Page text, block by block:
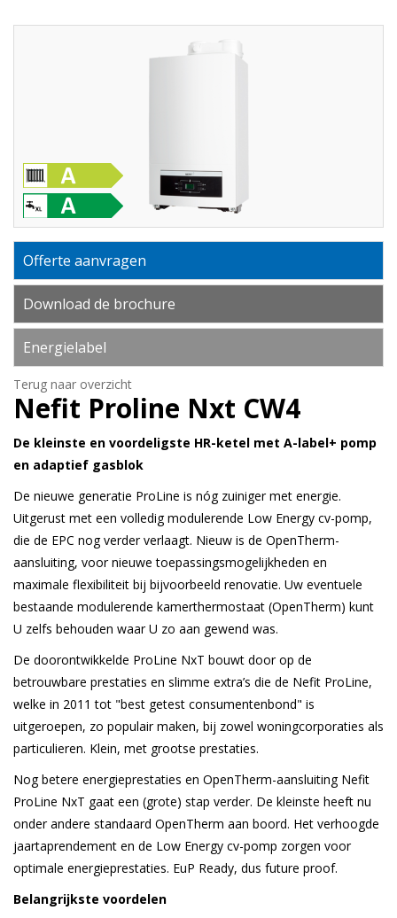
Offerte aanvragen
Download de brochure
Energielabel
Terug naar overzicht
Nefit Proline Nxt CW4
De kleinste en voordeligste HR-ketel met A-label+ pomp
en adaptief gasblok
De nieuwe generatie ProLine is nóg zuiniger met energie.
Uitgerust met een volledig modulerende Low Energy cv-pomp,
die de EPC nog verder verlaagt. Nieuw is de OpenTherm-
aansluiting, voor nieuwe toepassingsmogelijkheden en
maximale flexibiliteit bij bijvoorbeeld renovatie. Uw eventuele
bestaande modulerende kamerthermostaat (OpenTherm) kunt
U zelfs behouden waar U zo aan gewend was.
De doorontwikkelde ProLine NxT bouwt door op de
betrouwbare prestaties en slimme extra’s die de Nefit ProLine,
welke in 2011 tot "best getest consumentenbond" is
uitgeroepen, zo populair maken, bij zowel woningcorporaties als
particulieren. Klein, met grootse prestaties.
Nog betere energieprestaties en OpenTherm-aansluiting Nefit
ProLine NxT gaat een (grote) stap verder. De kleinste heeft nu
onder andere standaard OpenTherm aan boord. Het verhoogde
jaartaprendement en de Low Energy cv-pomp zorgen voor
optimale energieprestaties. EuP Ready, dus future proof.
Belangrijkste voordelen